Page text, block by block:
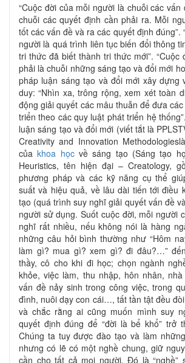
“Cuộc đời của mỗi người là chuỗi các vấn
chuỗi các quyết định cần phải ra. Mỗi
tốt các vấn đề và ra các quyết định đúng”.
người là quá trình liên tục biến đổi thông
tri thức đã biết thành tri thức mới”. “Cuộc
phải là chuỗi những sáng tạo và đổi mới
pháp luận sáng tạo và đổi mới xây dựng
duy: “Nhìn xa, trông rộng, xem xét toàn
động giải quyết các mâu thuẫn để đưa
triển theo các quy luật phát triển hệ
luận sáng tạo và đổi mới (viết tắt là
Creativity and Innovation
củakhoa họcvề sáng tạo (Sáng tạo
Heuristics, tên hiện đại – Creatology,
phương pháp và các kỹ năng cụ thể
suất và hiệu quả, về lâu dài tiến tới điều
tạo (quá trình suy nghĩ giải quyết vấn đề
người sử dụng. Suốt cuộc đời, mỗi người
nghĩ rất nhiều, nếu không nói là hàng
những câu hỏi bình thường như “Hôm
làm gì? mua gì? xem gì? đi đâu?…”
thầy, cô cho khi đi học; chọn ngành
khỏe, việc làm, thu nhập, hôn nhân,
vấn đề nảy sinh trong công việc, trong
đình, nuôi dạy con cái…, tất tần tật đều
và chắc rằng ai cũng muốn mình suy
quyết định đúng để “đời là bể khổ” trở
Chúng ta tuy được đào tạo và làm
nhưng có lẽ có một nghề chung, giữ
cần cho tất cả mọi người. Đó là “nghề”